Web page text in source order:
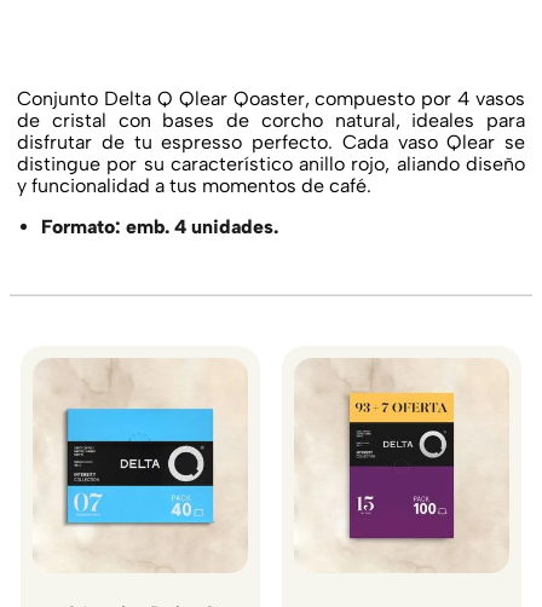
Conjunto Delta Q Qlear Qoaster, compuesto por 4 vasos
de cristal con bases de corcho natural, ideales para
disfrutar de tu espresso perfecto. Cada vaso Qlear se
distingue por su característico anillo rojo, aliando diseño
y funcionalidad a tus momentos de café.
Formato: emb. 4 unidades.